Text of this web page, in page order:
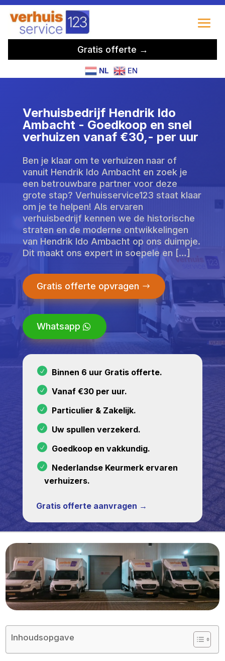
Gratis offerte →
NL EN
Verhuisbedrijf Hendrik Ido
Ambacht - Goedkoop en snel
verhuizen vanaf €30,- per uur
Ben je klaar om te verhuizen naar of
vanuit Hendrik Ido Ambacht en zoek je
een betrouwbare partner voor deze
grote stap? Verhuisservice123 staat klaar
om je te helpen! Als ervaren
verhuisbedrijf kennen we de historische
straten en de moderne ontwikkelingen
van Hendrik Ido Ambacht op ons duimpje.
Dit maakt ons expert in soepele en […]
Gratis offerte opvragen
Whatsapp
Binnen 6 uur Gratis offerte.
Vanaf €30 per uur.
Particulier & Zakelijk.
Uw spullen verzekerd.
Goedkoop en vakkundig.
Nederlandse Keurmerk ervaren
verhuizers.
Gratis offerte aanvragen →
Inhoudsopgave